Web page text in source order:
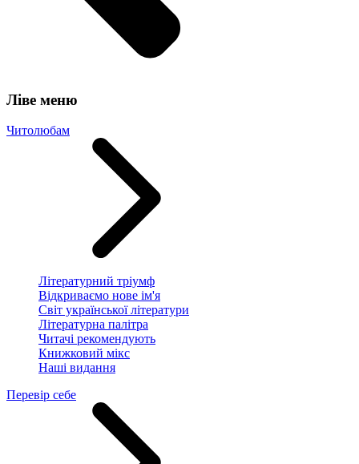
Ліве меню
Читолюбам
Літературний тріумф
Відкриваємо нове ім'я
Світ української літератури
Літературна палітра
Читачі рекомендують
Книжковий мікс
Наші видання
Перевір себе